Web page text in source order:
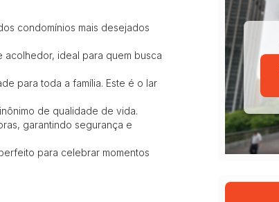
condomínios mais desejados
acolhedor, ideal para quem busca
para toda a família. Este é o lar
de qualidade de vida.
garantindo segurança e
para celebrar momentos
única.
Desfrute de momentos